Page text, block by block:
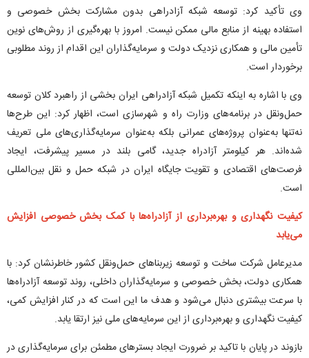
وی تأکید کرد: توسعه شبکه آزادراهی بدون مشارکت بخش خصوصی و
استفاده بهینه از منابع مالی ممکن نیست. امروز با بهره‌گیری از روش‌های نوین
تأمین مالی و همکاری نزدیک دولت و سرمایه‌گذاران این اقدام از روند مطلوبی
برخوردار است.
وی با اشاره به اینکه تکمیل شبکه آزادراهی ایران بخشی از راهبرد کلان توسعه
حمل‌ونقل در برنامه‌های وزارت راه و شهرسازی است، اظهار کرد: این طرح‌ها
نه‌تنها به‌عنوان پروژه‌های عمرانی بلکه به‌عنوان سرمایه‌گذاری‌های ملی تعریف
شده‌اند. هر کیلومتر آزادراه جدید، گامی بلند در مسیر پیشرفت، ایجاد
فرصت‌های اقتصادی و تقویت جایگاه ایران در شبکه حمل و نقل بین‌المللی
است.
کیفیت نگهداری و بهره‌برداری از آزادراه‌ها با کمک بخش خصوصی افزایش
می‌یابد
مدیرعامل شرکت ساخت و توسعه زیربناهای حمل‌ونقل کشور خاطرنشان کرد: با
همکاری دولت، بخش خصوصی و سرمایه‌گذاران داخلی، روند توسعه آزادراه‌ها
با سرعت بیشتری دنبال می‌شود و هدف ما این است که در کنار افزایش کمی،
کیفیت نگهداری و بهره‌برداری از این سرمایه‌های ملی نیز ارتقا یابد.
بازوند در پایان با تاکید بر ضرورت ایجاد بسترهای مطمئن برای سرمایه‌گذاری در